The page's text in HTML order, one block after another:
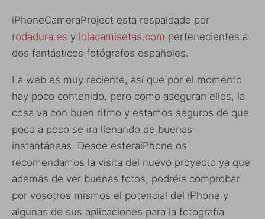
iPhoneCameraProject esta respaldado por
rodadura.es y lolacamisetas.com pertenecientes a
dos fantásticos fotógrafos españoles.
La web es muy reciente, así que por el momento
hay poco contenido, pero como aseguran ellos, la
cosa va con buen ritmo y estamos seguros de que
poco a poco se ira llenando de buenas
instantáneas. Desde esferaiPhone os
recomendamos la visita del nuevo proyecto ya que
además de ver buenas fotos, podréis comprobar
por vosotros mismos el potencial del iPhone y
algunas de sus aplicaciones para la fotografía